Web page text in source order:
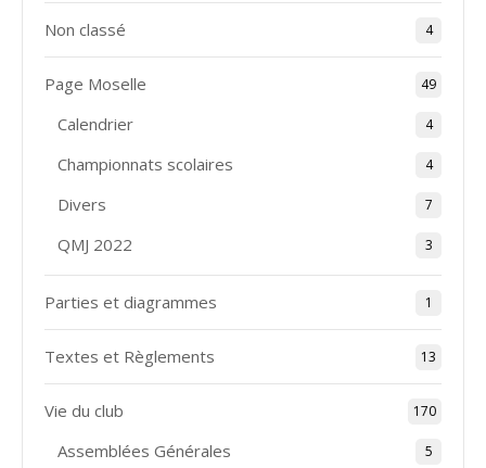
Non classé 4
Page Moselle 49
Calendrier 4
Championnats scolaires 4
Divers 7
QMJ 2022 3
Parties et diagrammes 1
Textes et Règlements 13
Vie du club 170
Assemblées Générales 5